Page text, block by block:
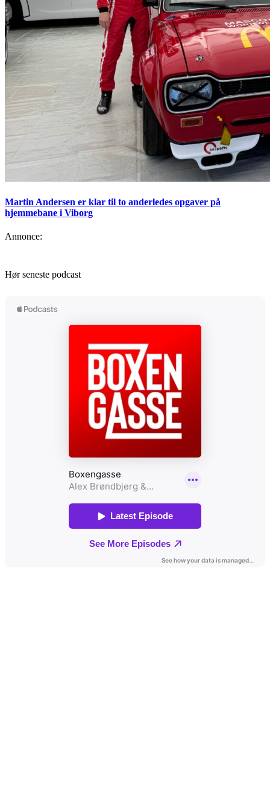
Martin Andersen er klar til to anderledes opgaver på
hjemmebane i Viborg
Annonce:
Hør seneste podcast